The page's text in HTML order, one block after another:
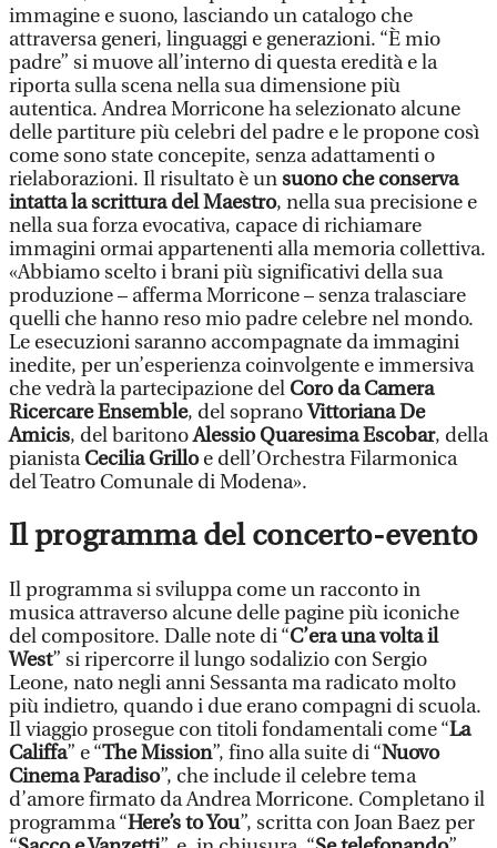
immagine e suono, lasciando un catalogo che
attraversa generi, linguaggi e generazioni. “È mio
padre” si muove all’interno di questa eredità e la
riporta sulla scena nella sua dimensione più
autentica. Andrea Morricone ha selezionato alcune
delle partiture più celebri del padre e le propone così
come sono state concepite, senza adattamenti o
rielaborazioni. Il risultato è unsuono che conserva
intatta la scrittura del Maestro, nella sua precisione e
nella sua forza evocativa, capace di richiamare
immagini ormai appartenenti alla memoria collettiva.
«Abbiamo scelto i brani più significativi della sua
produzione – afferma Morricone – senza tralasciare
quelli che hanno reso mio padre celebre nel mondo.
Le esecuzioni saranno accompagnate da immagini
inedite, per un’esperienza coinvolgente e immersiva
che vedrà la partecipazione del Coro da Camera
Ricercare Ensemble, del sopranoVittoriana De
Amicis, del baritonoAlessio Quaresima Escobar, della
pianistaCecilia Grilloe dell’Orchestra Filarmonica
del Teatro Comunale di Modena».
Il programma del concerto-evento
Il programma si sviluppa come un racconto in
musica attraverso alcune delle pagine più iconiche
del compositore. Dalle note di “C’era una volta il
West” si ripercorre il lungo sodalizio con Sergio
Leone, nato negli anni Sessanta ma radicato molto
più indietro, quando i due erano compagni di scuola.
Il viaggio prosegue con titoli fondamentali come “La
Califfa” e “The Mission”, fino alla suite di “Nuovo
Cinema Paradiso”, che include il celebre tema
d’amore firmato da Andrea Morricone. Completano il
programma “Here’s to You”, scritta con Joan Baez per